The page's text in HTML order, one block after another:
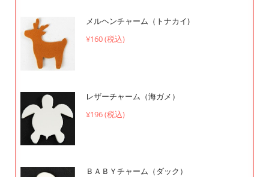
メルヘンチャーム（トナカイ)
¥160 (税込)
レザーチャーム（海ガメ）
¥196 (税込)
ＢＡＢＹチャーム（ダック）